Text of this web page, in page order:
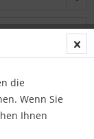
die
Wenn Sie
Ihnen